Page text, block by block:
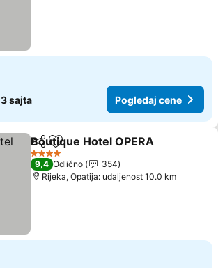
3 sajta Pogledaj cene
Deli Dodati u favorite
Boutique Hotel OPERA
4 Zvezdice
9,4 Odlično
354
Rijeka, Opatija: udaljenost 10.0 km